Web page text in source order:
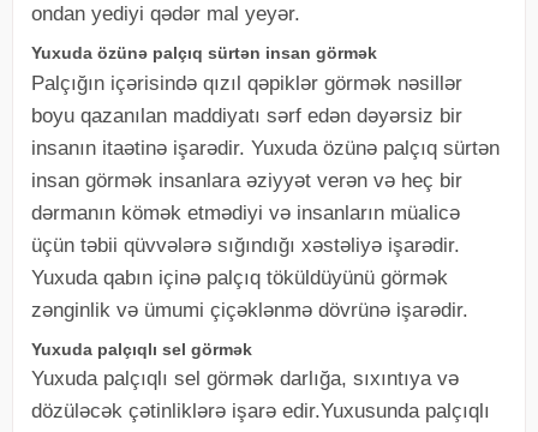
ondan yediyi qədər mal yeyər.
Yuxuda özünə palçıq sürtən insan görmək
Palçığın içərisində qızıl qəpiklər görmək nəsillər
boyu qazanılan maddiyatı sərf edən dəyərsiz bir
insanın itaətinə işarədir. Yuxuda özünə palçıq sürtən
insan görmək insanlara əziyyət verən və heç bir
dərmanın kömək etmədiyi və insanların müalicə
üçün təbii qüvvələrə sığındığı xəstəliyə işarədir.
Yuxuda qabın içinə palçıq töküldüyünü görmək
zənginlik və ümumi çiçəklənmə dövrünə işarədir.
Yuxuda palçıqlı sel görmək
Yuxuda palçıqlı sel görmək darlığa, sıxıntıya və
dözüləcək çətinliklərə işarə edir.Yuxusunda palçıqlı